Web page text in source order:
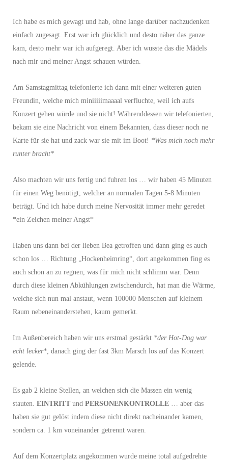
Ich habe es mich gewagt und hab, ohne lange darüber nachzudenken
einfach zugesagt. Erst war ich glücklich und desto näher das ganze
kam, desto mehr war ich aufgeregt. Aber ich wusste das die Mädels
nach mir und meiner Angst schauen würden.
Am Samstagmittag telefonierte ich dann mit einer weiteren guten
Freundin, welche mich miniiiiimaaaal verfluchte, weil ich aufs
Konzert gehen würde und sie nicht! Währenddessen wir telefonierten,
bekam sie eine Nachricht von einem Bekannten, dass dieser noch ne
Karte für sie hat und zack war sie mit im Boot! *Was mich noch mehr
runter bracht*
Also machten wir uns fertig und fuhren los … wir haben 45 Minuten
für einen Weg benötigt, welcher an normalen Tagen 5-8 Minuten
beträgt. Und ich habe durch meine Nervosität immer mehr geredet
*ein Zeichen meiner Angst*
Haben uns dann bei der lieben Bea getroffen und dann ging es auch
schon los … Richtung „Hockenheimring“, dort angekommen fing es
auch schon an zu regnen, was für mich nicht schlimm war. Denn
durch diese kleinen Abkühlungen zwischendurch, hat man die Wärme,
welche sich nun mal anstaut, wenn 100000 Menschen auf kleinem
Raum nebeneinanderstehen, kaum gemerkt.
Im Außenbereich haben wir uns erstmal gestärkt *der Hot-Dog war
echt lecker*, danach ging der fast 3km Marsch los auf das Konzert
gelende.
Es gab 2 kleine Stellen, an welchen sich die Massen ein wenig
stauten. EINTRITT und PERSONENKONTROLLE … aber das
haben sie gut gelöst indem diese nicht direkt nacheinander kamen,
sondern ca. 1 km voneinander getrennt waren.
Auf dem Konzertplatz angekommen wurde meine total aufgedrehte